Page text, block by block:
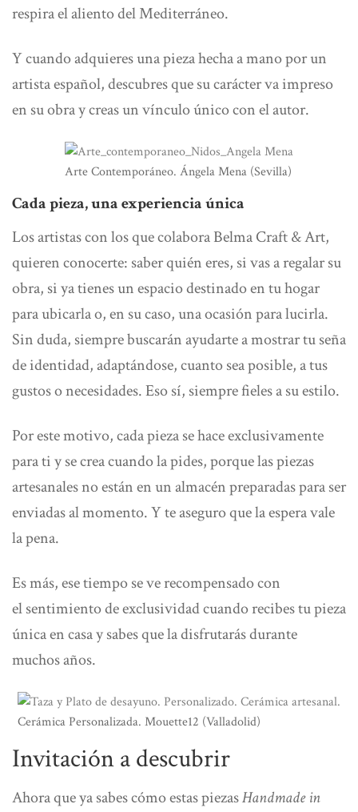
respira el aliento del Mediterráneo.
Y cuando adquieres una piezahecha a manopor un
artista español, descubres que su carácter va impreso
en su obra y creas un vínculo único con el autor.
Arte Contemporáneo. Ángela Mena (Sevilla)
Cada pieza, una experiencia única
Los artistas con los que colabora Belma Craft & Art,
quieren conocerte: saber quién eres, si vas a regalar su
obra, si ya tienes un espacio destinado en tu hogar
para ubicarla o, en su caso, una ocasión para lucirla.
Sin duda, siempre buscarán ayudarte a mostrar tuseña
de identidad, adaptándose, cuanto sea posible, a tus
gustos o necesidades. Eso sí, siempre fieles a su estilo.
Por este motivo,cada pieza se hace exclusivamente
para tiy se crea cuando la pides, porque las piezas
artesanales no están en un almacén preparadas para ser
enviadas al momento. Y te aseguro que la espera vale
la pena.
Es más, ese tiempo se ve recompensado con
elsentimiento de exclusividadcuando recibes tu pieza
única en casa y sabes que la disfrutarás durante
muchos años.
Cerámica Personalizada. Mouette12 (Valladolid)
Invitación a descubrir
Ahora que ya sabes cómo estas piezasHandmade in